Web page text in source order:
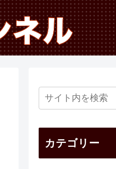
カテゴリー